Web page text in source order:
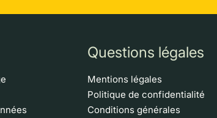
Questions légales
Mentions légales
Politique de confidentialité
Conditions générales